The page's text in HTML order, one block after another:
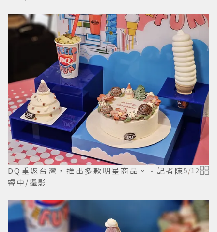
DQ重返台灣，推出多款明星商品。。記者陳
睿中/攝影
5/12